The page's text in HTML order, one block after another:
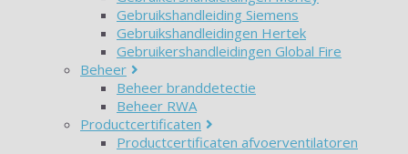
Gebruikshandleiding Siemens
Gebruikshandleidingen Hertek
Gebruikershandleidingen Global Fire
Beheer
Beheer branddetectie
Beheer RWA
Productcertificaten
Productcertificaten afvoerventilatoren